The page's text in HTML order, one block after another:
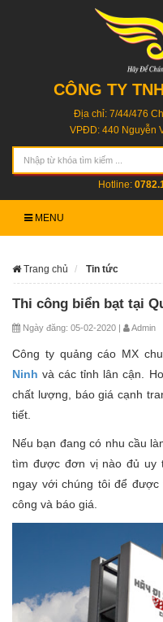
CÔNG TY
Địa chỉ: 7/44/476
VPĐD: 440 Nguyễn
Hotline:
MENU
Trang chủ Tin tức
Thi công biển bạt tại
Ngày đăng: 05-02-2020 | Admin
Công ty quảng cáo MX
Ninh và các tỉnh lân cận.
chất lượng, báo giá cạnh
tiết.
Nếu bạn đang có nhu cầu
tìm được đơn vị nào đủ uy
ngay với chúng tôi để
công và báo giá.